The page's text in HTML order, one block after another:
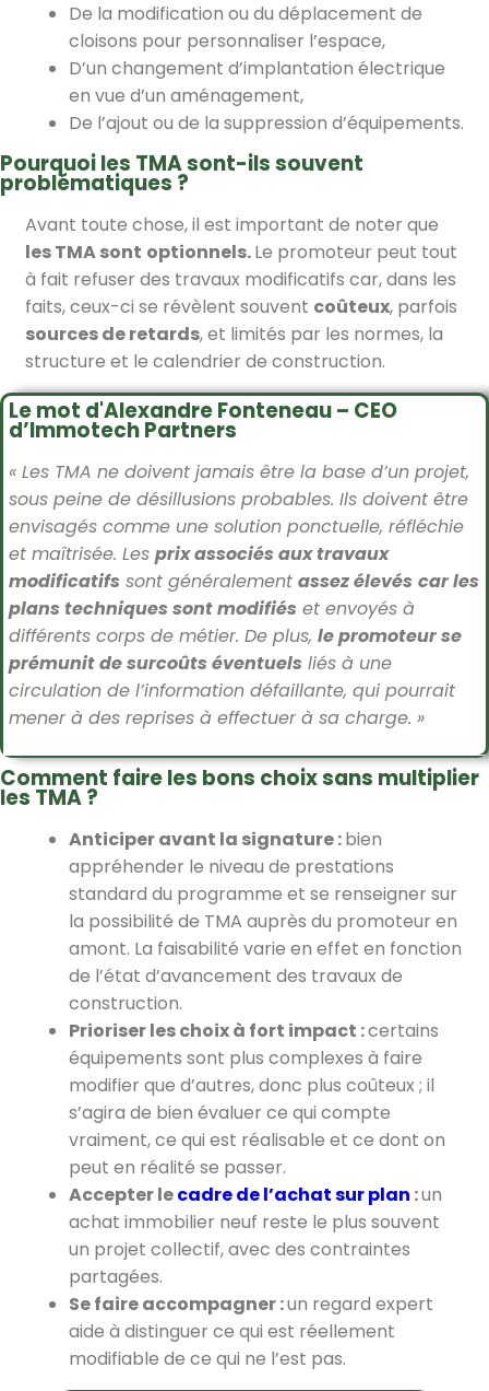
De la modification ou du déplacement de
cloisons pour personnaliser l’espace,
D’un changement d’implantation électrique
en vue d’un aménagement,
De l’ajout ou de la suppression d’équipements.
Pourquoi les TMA sont-ils souvent
problématiques ?
Avant toute chose, il est important de noter que
les TMA sont optionnels.Le promoteur peut tout
à fait refuser des travaux modificatifs car, dans les
faits, ceux-ci se révèlent souvent coûteux, parfois
sources de retards, et limités par les normes, la
structure et le calendrier de construction.
Le mot d'Alexandre Fonteneau – CEO
d’Immotech Partners
« Les TMA ne doivent jamais être la base d’un projet,
sous peine de désillusions probables. Ils doivent être
envisagés comme une solution ponctuelle, réfléchie
et maîtrisée. Les prix associés aux travaux
modificatifs sont généralement assez élevés car les
plans techniques sont modifiés et envoyés à
différents corps de métier. De plus, le promoteur se
prémunit de surcoûts éventuels liés à une
circulation de l’information défaillante, qui pourrait
mener à des reprises à effectuer à sa charge. »
Comment faire les bons choix sans multiplier
les TMA ?
Anticiper avant la signature :bien
appréhender le niveau de prestations
standard du programme et se renseigner sur
la possibilité de TMA auprès du promoteur en
amont. La faisabilité varie en effet en fonction
de l’état d’avancement des travaux de
construction.
Prioriser les choix à fort impact :certains
équipements sont plus complexes à faire
modifier que d’autres, donc plus coûteux ; il
s’agira de bien évaluer ce qui compte
vraiment, ce qui est réalisable et ce dont on
peut en réalité se passer.
Accepter lecadre de l’achat sur plan :un
achat immobilier neuf reste le plus souvent
un projet collectif, avec des contraintes
partagées.
Se faire accompagner :un regard expert
aide à distinguer ce qui est réellement
modifiable de ce qui ne l’est pas.